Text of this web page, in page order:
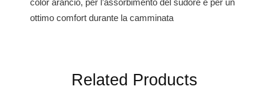
color arancio, per l’assorbimento del sudore e per un
ottimo comfort durante la camminata
Related Products